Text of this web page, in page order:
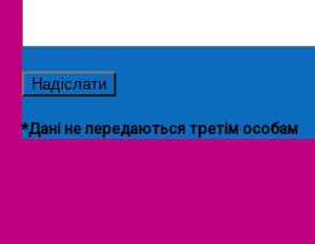
*Дані не передаються третім особам